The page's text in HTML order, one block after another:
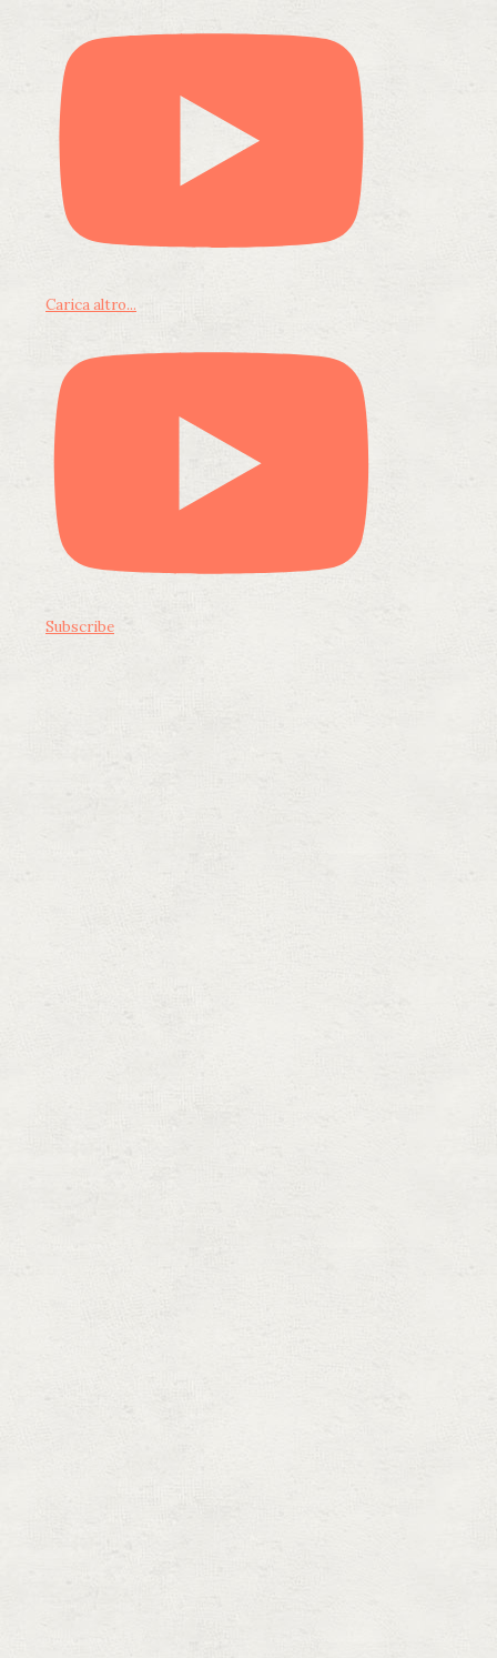
Carica altro...
Subscribe